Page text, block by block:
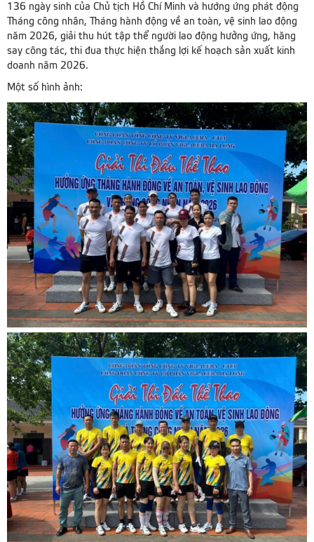
136 ngày sinh của Chủ tịch Hồ Chí Minh và hướng ứng phát động
Tháng công nhân, Tháng hành động về an toàn, vệ sinh lao động
năm 2026, giải thu hút tập thể người lao động hưởng ứng, hăng
say công tác, thi đua thực hiện thắng lợi kế hoạch sản xuất kinh
doanh năm 2026.
Một số hình ảnh: